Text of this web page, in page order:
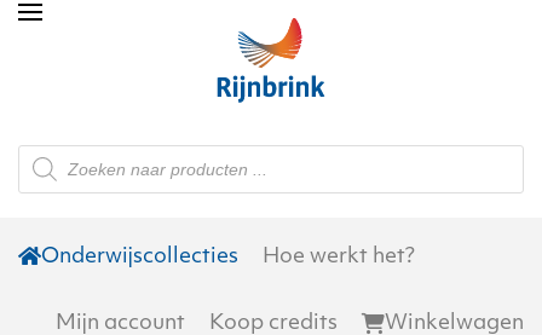
Skip to main content
Producten
zoeken
Onderwijscollecties Hoe werkt het?
Mijn account Koop credits Winkelwagen